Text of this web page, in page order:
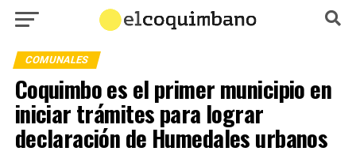
COMUNALES
Coquimbo es el primer municipio en
iniciar trámites para lograr
declaración de Humedales urbanos